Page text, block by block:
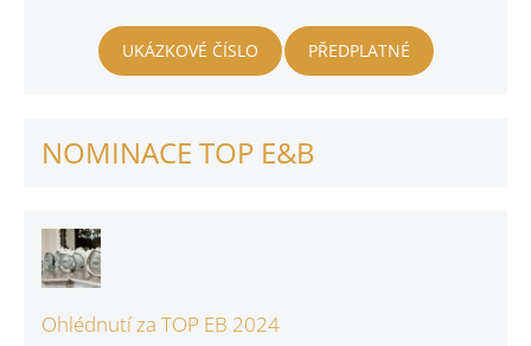
UKÁZKOVÉ ČÍSLO PŘEDPLATNÉ
NOMINACE TOP E&B
Ohlédnutí za TOP EB 2024